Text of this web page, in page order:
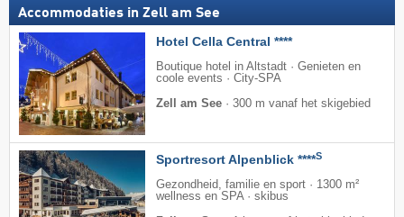
Accommodaties in Zell am See
Hotel Cella Central ****
Boutique hotel in Altstadt · Genieten en
coole events · City-SPA
Zell am See · 300 m vanaf het skigebied
Sportresort Alpenblick ****S
Gezondheid, familie en sport · 1300 m²
wellness en SPA · skibus